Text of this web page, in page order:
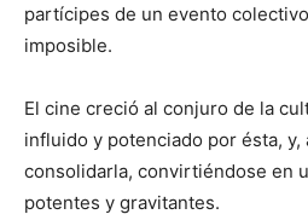
partícipes de un evento
imposible.
El cine creció al conjuro de la
influido y potenciado por ésta,
consolidarla, convirtiéndose en
potentes y gravitantes.